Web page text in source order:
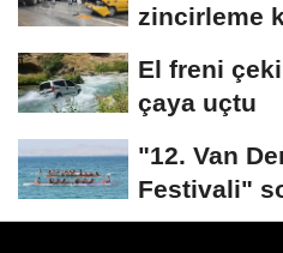
zincirleme
El freni
çaya uçtu
"12. Van
Festivali"